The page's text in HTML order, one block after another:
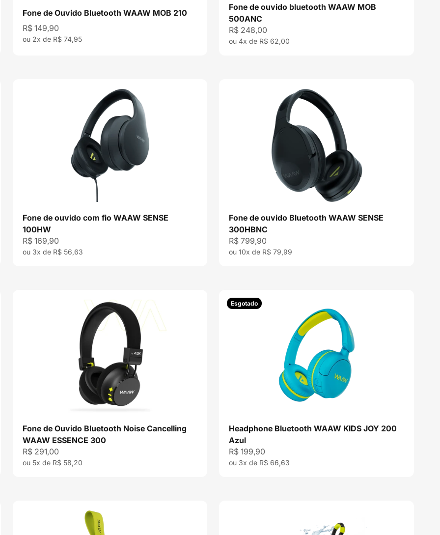
Fone de Ouvido Bluetooth WAAW MOB 210
Preço promocional
R$ 149,90
ou 2x de R$ 74,95
Fone de ouvido bluetooth WAAW MOB
500ANC
Preço promocional
R$ 248,00
ou 4x de R$ 62,00
Fone de ouvido com fio WAAW SENSE
100HW
Preço promocional
R$ 169,90
ou 3x de R$ 56,63
Fone de ouvido Bluetooth WAAW SENSE
300HBNC
Preço promocional
R$ 799,90
ou 10x de R$ 79,99
Fone de Ouvido Bluetooth Noise Cancelling
WAAW ESSENCE 300
Preço promocional
R$ 291,00
ou 5x de R$ 58,20
Esgotado
Headphone Bluetooth WAAW KIDS JOY 200
Azul
Preço promocional
R$ 199,90
ou 3x de R$ 66,63